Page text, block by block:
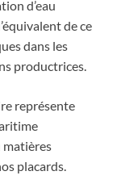
d’eau
de ce
dans les
productrices.
représente
matières
placards.